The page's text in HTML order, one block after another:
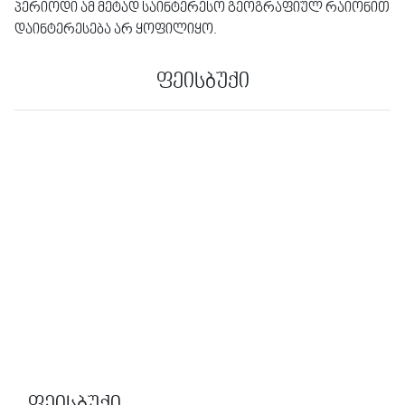
პერიოდი ამ მეტად საინტერესო გეოგრაფიულ რაიონით
დაინტერესება არ ყოფილიყო.
ფეისბუქი